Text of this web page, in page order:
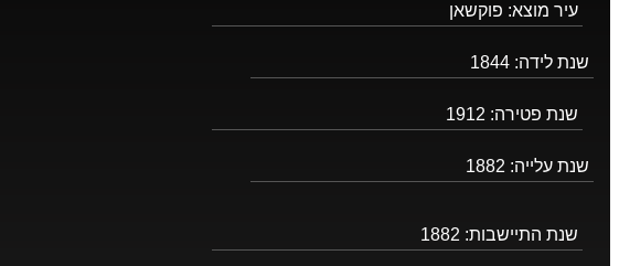
עיר מוצא: פוקשאן
שנת לידה: 1844
שנת פטירה: 1912
שנת עלייה: 1882
שנת התיישבות: 1882